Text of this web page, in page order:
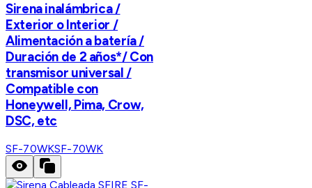
Sirena inalámbrica /
Exterior o Interior /
Alimentación a batería /
Duración de 2 años*/ Con
transmisor universal /
Compatible con
Honeywell, Pima, Crow,
DSC, etc
SF-70WKSF-70WK